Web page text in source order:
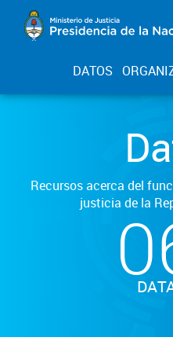
DATOS
Recursos acerca del
justicia de la